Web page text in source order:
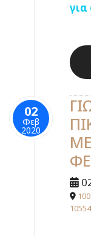
02
Φεβ
2020
10554